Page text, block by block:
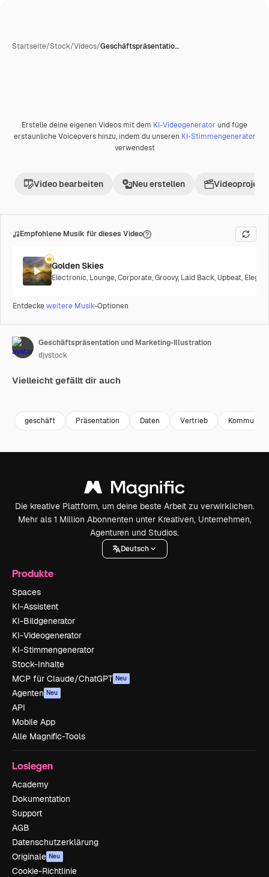
Startseite/Stock/Videos/Geschäftspräsentatio…
Premium
Erstelle deine eigenen Videos mit dem KI-Videogenerator und füge
erstaunliche Voiceovers hinzu, indem du unseren KI-Stimmengenerator
verwendest
Video bearbeiten Neu erstellen Videoprojekt
Empfohlene Musik für dieses Video
Golden Skies
Electronic, Lounge,Corporate,Groovy, Laid Back, Upbeat,
Entdeckeweitere Musik-Optionen
Geschäftspräsentation und Marketing-Illustration
djvstock
Vielleicht gefällt dir auch
geschäft Präsentation Daten Vertrieb
Die kreative Plattform, um deine beste Arbeit zu verwirklichen.
Mehr als 1 Million Abonnenten unter Kreativen, Unternehmen,
Agenturen und Studios.
Deutsch
Produkte
Spaces
KI-Assistent
KI-Bildgenerator
KI-Videogenerator
KI-Stimmengenerator
Stock-Inhalte
MCP für Claude/ChatGPT Neu
Agenten Neu
API
Mobile App
Alle Magnific-Tools
Loslegen
Academy
Dokumentation
Support
AGB
Datenschutzerklärung
Originale Neu
Cookie-Richtlinie